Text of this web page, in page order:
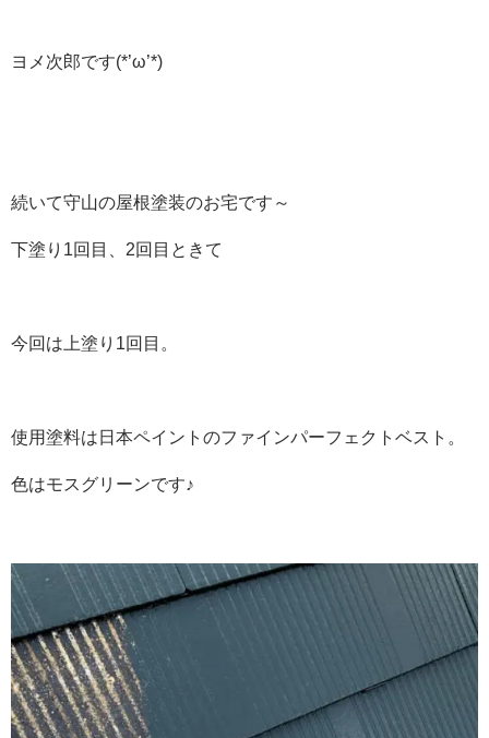
ヨメ次郎です(*’ω’*)
続いて守山の屋根塗装のお宅です～
下塗り1回目、2回目ときて
今回は上塗り1回目。
使用塗料は日本ペイントのファインパーフェクトベスト。
色はモスグリーンです♪